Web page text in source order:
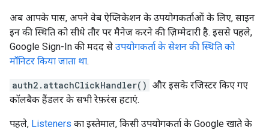
अब आपके पास, अपने वेब ऐप्लिकेशन के उपयोगकर्ताओं के लिए, साइन
इन की स्थिति को सीधे तौर पर मैनेज करने की ज़िम्मेदारी है. इससे पहले,
Google Sign-In की मदद से उपयोगकर्ता के सेशन की स्थिति को
मॉनिटर किया जाता था.
auth2.attachClickHandler() और इसके रजिस्टर किए गए
कॉलबैक हैंडलर के सभी रेफ़रंस हटाएं.
पहले, Listeners का इस्तेमाल, किसी उपयोगकर्ता के Google खाते के